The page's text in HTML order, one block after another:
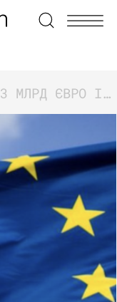
ЗНАЙТИ БЛИЗЬКО 3 МЛРД ЄВРО ІЗ ЗАБЛОКОВАНИХ РОСІЙСЬКИХ АКТИВІВ УКРАЇНА МОЖЕ ОТРИМАТИ ВЖЕ У ЛИПНІ